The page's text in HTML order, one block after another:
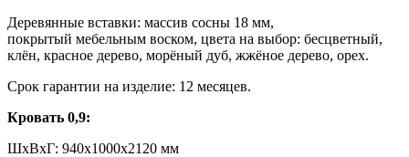
Деревянные вставки: массив сосны 18 мм,
покрытый мебельным воском, цвета на выбор: бесцветный,
клён, красное дерево, морёный дуб, жжёное дерево, орех.
Срок гарантии на изделие: 12 месяцев.
Кровать 0,9:
ШxВxГ: 940x1000x2120 мм